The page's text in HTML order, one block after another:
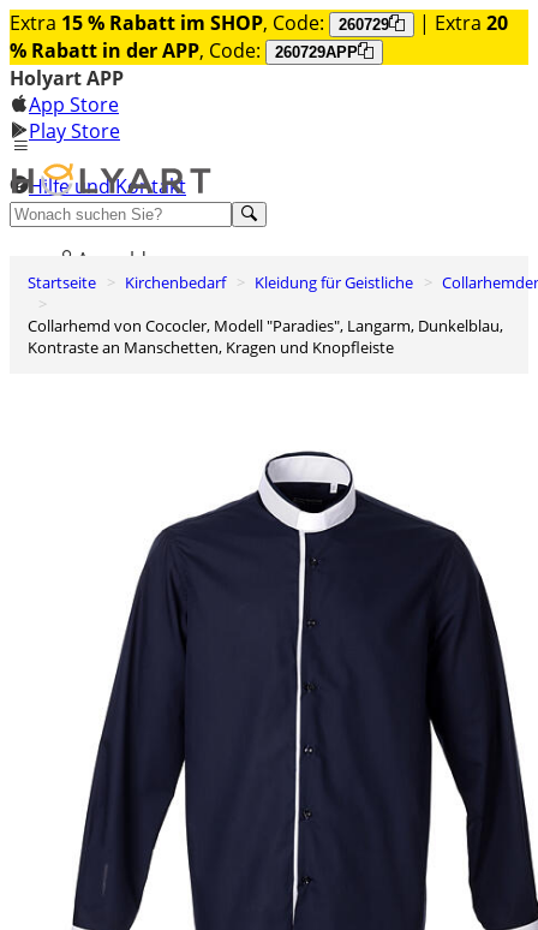
Extra 15 % Rabatt im SHOP, Code: 260729 | Extra 20
% Rabatt in der APP, Code: 260729APP
Holyart APP
App Store
Play Store
Hilfe und Kontakt
Entdecken Sie Premium
Anmelden
Wunschliste
0
Warenkorb
Startseite Kirchenbedarf Kleidung für Geistliche
Collarhemd von Cococler, Modell "Paradies", Langarm, Dunkelblau,
Kontraste an Manschetten, Kragen und Knopfleiste